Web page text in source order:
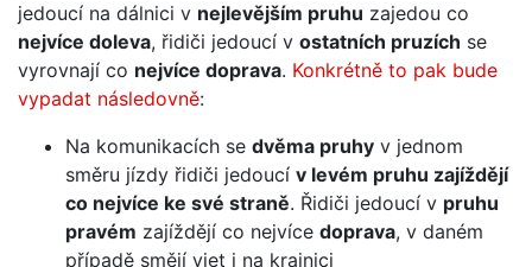
jedoucí na dálnici v nejlevějším pruhu zajedou co
nejvíce doleva, řidiči jedoucí v ostatních pruzích se
vyrovnají co nejvíce doprava. Konkrétně to pak bude
vypadat následovně:
Na komunikacích se dvěma pruhy v jednom
směru jízdy řidiči jedoucí v levém pruhu zajíždějí
co nejvíce ke své straně. Řidiči jedoucí v pruhu
pravém zajíždějí co nejvíce doprava, v daném
případě smějí vjet i na krajnici